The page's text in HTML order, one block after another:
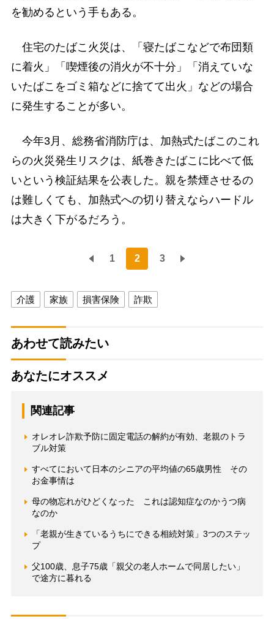
を勧めるという手もある。
住宅のたばこ火災は、「寝たばこなどで布団類
に着火」「喫煙後の消火が不十分」「消えていな
いたばこをゴミ箱などに捨てて出火」などの場合
に発生することが多い。
今年3月、総務省消防庁は、加熱式たばこのこれ
らの火災発生リスクは、紙巻きたばこに比べて低
いという検証結果を公表した。親を禁煙させるの
は難しくても、加熱式への切り替えならハードル
は大きく下がるだろう。
1 2 3
介護 家族 損害保険 詐欺
あわせて読みたい
あなたにオススメ
関連記事
オレオレ詐欺予防に固定電話の解約が有効、老親のトラ
ブル対策
すべてにおいて日本のシニアの平均値の65歳男性 その
お金事情は
母の物忘れがひどくなった これは認知症なのかうつ病
なのか
「老親が生きているうちにできる相続対策」3つのステッ
プ
父100歳、息子75歳「親父の老人ホームで同居したい」
で途方に暮れる